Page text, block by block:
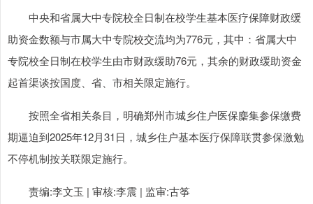
中央和省属大中专院校全日制在校学生基本医疗保障财政缓
助资金数额与市属大中专院校交流均为776元，其中：省属大中
专院校全日制在校学生由市财政缓助76元，其余的财政缓助资金
起首渠谈按国度、省、市相关限定施行。
按照全省相关条目，明确郑州市城乡住户医保麇集参保缴费
期逼迫到2025年12月31日，城乡住户基本医疗保障联贯参保激勉
不停机制按关联限定施行。
责编:李文玉 | 审核:李震 | 监审:古筝